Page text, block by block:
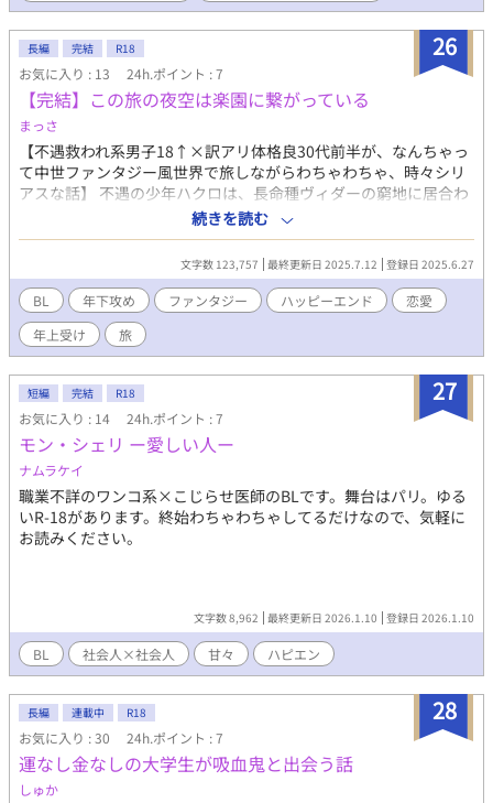
26
長編 完結 R18
お気に入り : 13 24h.ポイント : 7
【完結】この旅の夜空は楽園に繋がっている
まっさ
【不遇救われ系男子18↑×訳アリ体格良30代前半が、なんちゃっ
て中世ファンタジー風世界で旅しながらわちゃわちゃ、時々シリ
アスな話】 不遇の少年ハクロは、長命種ヴィダーの窮地に居合わ
せ、訳も分からぬまま契約することになった。その事故的な、そ
して一方的だった契約を破棄するため、二人は長命種の住まう北
の地『楽園』への旅に出る。 砂色の聖地、地中深くの遺跡、祭り
の王都。鼻腔くすぐる美食に、襲来する獣。数えきれぬ夜と暁。
一つ一つを記憶に刻むごとにハクロは成長し、想いもまた変化し
ていく。 全てを越え、二人が辿り着く先、その関係性の行方は。
「食って、寝て、生きろ。それから、――できたら楽しめ」 【補
足】 小説家になろうとの同時投稿です。 章タイトル頭の※はR18
描写注意 !!体格が良い方受け!!/平凡✕美形/少しだけ受けの多感な
時期に不穏描写/テンポ重視構成
続きを読む
文字数 123,757 最終更新日 2025.7.12 登録日 2025.6.27
BL 年下攻め ファンタジー ハッピーエンド
恋愛
年上受け
旅
27
短編 完結 R18
お気に入り : 14 24h.ポイント : 7
モン・シェリ ー愛しい人ー
ナムラケイ
職業不詳のワンコ系×こじらせ医師のBLです。舞台はパリ。ゆる
いR-18があります。終始わちゃわちゃしてるだけなので、気軽に
お読みください。
文字数 8,962 最終更新日 2026.1.10 登録日 2026.1.10
BL 社会人×社会人 甘々 ハピエン
28
長編 連載中 R18
お気に入り : 30 24h.ポイント : 7
運なし金なしの大学生が吸血鬼と出会う話
しゅか